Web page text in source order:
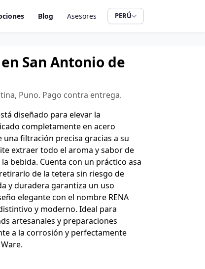
Blog Asesores PERÚ
San Antonio de
Puno. Pago contra entrega.
diseñado para elevar la
completamente en acero
filtración precisa gracias a su
extraer todo el aroma y sabor de
bebida. Cuenta con un práctico asa
de la tetera sin riesgo de
y duradera garantiza un uso
elegante con el nombre RENA
y moderno. Ideal para
artesanales y preparaciones
a la corrosión y perfectamente